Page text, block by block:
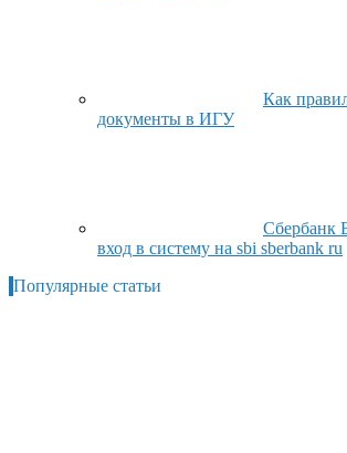
Как
документы в ИГУ
Сбербанк
вход в систему на sbi sberbank ru
Популярные статьи